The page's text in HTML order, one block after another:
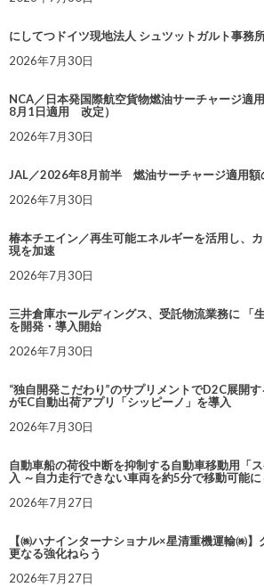
にしてつドイツ現地法人 シュツットガルト事務
2026年7月30日
NCA／日本発国際航空貨物燃油サーチャージ適
8月1日適用 改定）
2026年7月30日
JAL／2026年8月前半 燃油サーチャージ適用額
2026年7月30日
椿本チエイン／再生可能エネルギーを活用し、
現を加速
2026年7月30日
三井倉庫ホールディングス、受託物流業務に 「
を開発・導入開始
2026年7月30日
“独自開発こだわり”のサプリメントでD2C展開す
がEC自動出荷アプリ「シッピーノ」を導入
2026年7月30日
自動車船の荷役中断を抑制する自動車移動用「
入 ～自力走行できない車両を約5分で移動可能に
2026年7月27日
【㈱ハナインターナショナル×星清重機運輸㈱
更なる強化ねらう
2026年7月27日